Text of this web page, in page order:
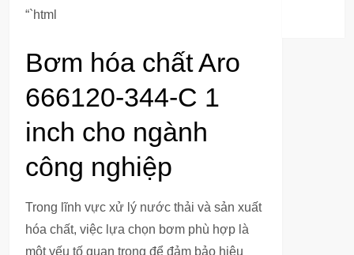
“`html
Bơm hóa chất Aro
666120-344-C 1
inch cho ngành
công nghiệp
Trong lĩnh vực xử lý nước thải và sản xuất
hóa chất, việc lựa chọn bơm phù hợp là
một yếu tố quan trọng để đảm bảo hiệu